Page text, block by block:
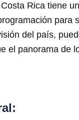
Rica tiene
para
del país,
el panorama de